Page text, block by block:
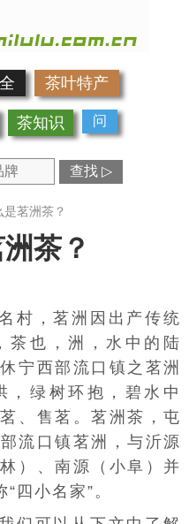
茶叶特产
茶知识 问
查找 ▷
是茗洲茶？
茶？
村，茗洲因出产传统
茶也，洲，水中的陆
宁西部 流口镇 之茗洲
，绿树环抱，碧水中
、售茗。茗洲茶 ，屯
流口镇茗洲，与沂源
）、南源（ 小阜 ）并
四小名家”。